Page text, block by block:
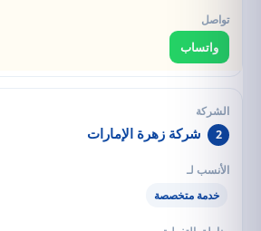
واتساب
2 شركة زهرة الإمارات
خدمة متخصصة